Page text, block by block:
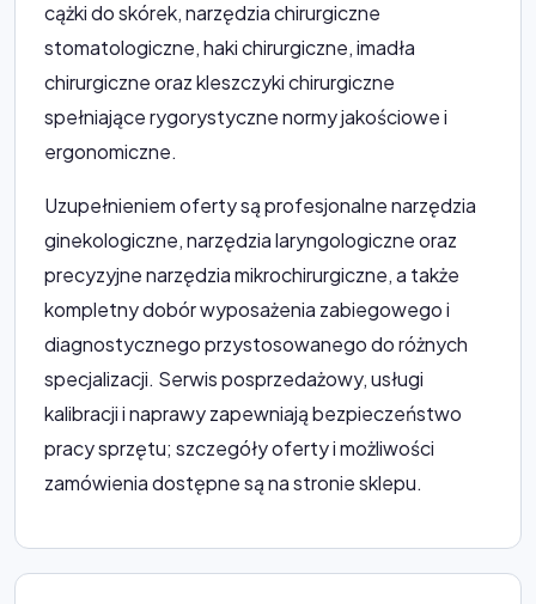
cążki do skórek, narzędzia chirurgiczne
stomatologiczne, haki chirurgiczne, imadła
chirurgiczne oraz kleszczyki chirurgiczne
spełniające rygorystyczne normy jakościowe i
ergonomiczne.
Uzupełnieniem oferty są profesjonalne narzędzia
ginekologiczne, narzędzia laryngologiczne oraz
precyzyjne narzędzia mikrochirurgiczne, a także
kompletny dobór wyposażenia zabiegowego i
diagnostycznego przystosowanego do różnych
specjalizacji. Serwis posprzedażowy, usługi
kalibracji i naprawy zapewniają bezpieczeństwo
pracy sprzętu; szczegóły oferty i możliwości
zamówienia dostępne są na stronie sklepu.